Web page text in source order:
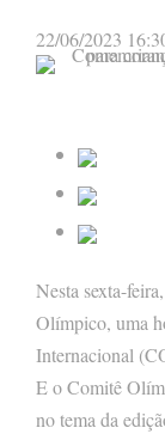
22/06/2023
Nesta sexta-
Olímpico, uma
Internacional
E o Comitê
no tema da